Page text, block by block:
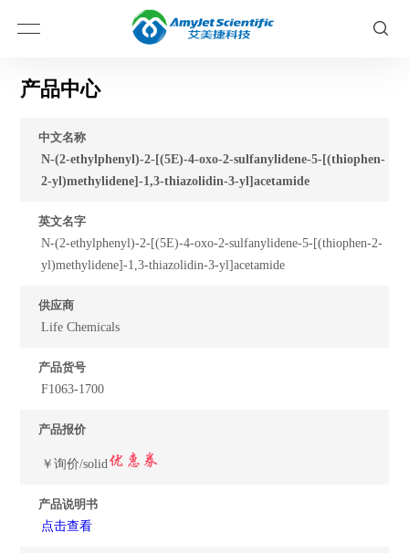
产品中心
中文名称
N-(2-ethylphenyl)-2-[(5E)-4-oxo-2-sulfanylidene-5-[(thiophen-
2-yl)methylidene]-1,3-thiazolidin-3-yl]acetamide
英文名字
N-(2-ethylphenyl)-2-[(5E)-4-oxo-2-sulfanylidene-5-[(thiophen-2-
yl)methylidene]-1,3-thiazolidin-3-yl]acetamide
供应商
Life Chemicals
产品货号
F1063-1700
产品报价
￥询价/solid
产品说明书
点击查看